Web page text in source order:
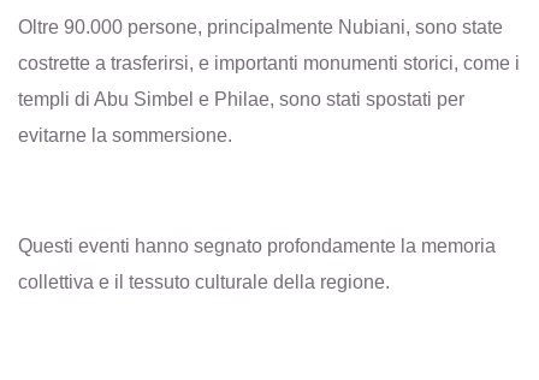
Oltre 90.000 persone, principalmente Nubiani, sono state
costrette a trasferirsi, e importanti monumenti storici, come i
templi di Abu Simbel e Philae, sono stati spostati per
evitarne la sommersione.
Questi eventi hanno segnato profondamente la memoria
collettiva e il tessuto culturale della regione.